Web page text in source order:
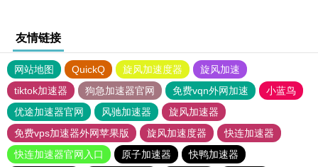
友情链接
网站地图 QuickQ 旋风加速度器
旋风加速
tiktok加速器
狗急加速器官网 免费vqn外网加速
小蓝鸟
优途加速器官网
风驰加速器
旋风加速器
免费vps加速器外网苹果版
旋风加速度器
快连加速器
快连加速器官网入口
原子加速器
快鸭加速器